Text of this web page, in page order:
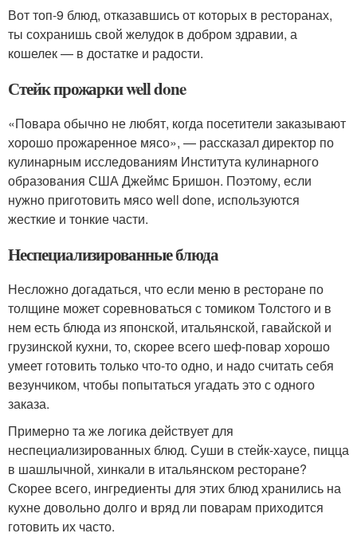
Вот топ-9 блюд, отказавшись от которых в ресторанах,
ты сохранишь свой желудок в добром здравии, а
кошелек — в достатке и радости.
Стейк прожарки well done
«Повара обычно не любят, когда посетители заказывают
хорошо прожаренное мясо», — рассказал директор по
кулинарным исследованиям Института кулинарного
образования США Джеймс Бришон. Поэтому, если
нужно приготовить мясо well done, используются
жесткие и тонкие части.
Неспециализированные блюда
Несложно догадаться, что если меню в ресторане по
толщине может соревноваться с томиком Толстого и в
нем есть блюда из японской, итальянской, гавайской и
грузинской кухни, то, скорее всего шеф-повар хорошо
умеет готовить только что-то одно, и надо считать себя
везунчиком, чтобы попытаться угадать это с одного
заказа.
Примерно та же логика действует для
неспециализированных блюд. Суши в стейк-хаусе, пицца
в шашлычной, хинкали в итальянском ресторане?
Скорее всего, ингредиенты для этих блюд хранились на
кухне довольно долго и вряд ли поварам приходится
готовить их часто.